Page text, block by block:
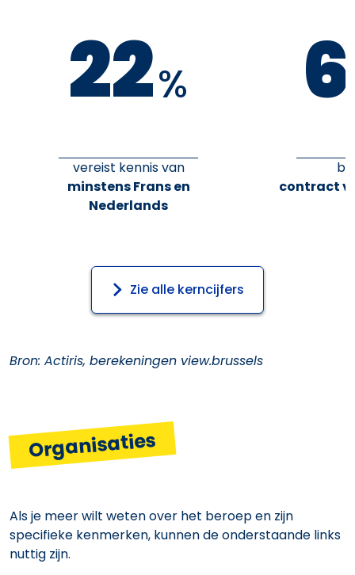
22%
vereist kennis van
minstens Frans en
Nederlands
contract
Zie alle kerncijfers
Bron: Actiris, berekeningen view.brussels
Organisaties
Als je meer wilt weten over het beroep en zijn
specifieke kenmerken, kunnen de onderstaande links
nuttig zijn.